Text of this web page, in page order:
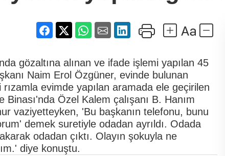
gözaltına alınan ve ifade işlemi yapılan 45
Naim Erol Özgüner, evinde bulunan
evimde yapılan aramada ele geçirilen
Özel Kalem çalışanı B. Hanım
vaziyetteyken, 'Bu başkanın telefonu, bunu
demek suretiyle odadan ayrıldı. Odada
odadan çıktı. Olayın şokuyla ne
diye konuştu.